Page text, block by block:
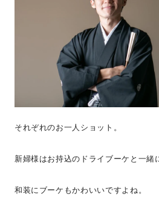
それぞれのお一人ショット。
新婦様はお持込のドライブーケと一緒
和装にブーケもかわいいですよね。